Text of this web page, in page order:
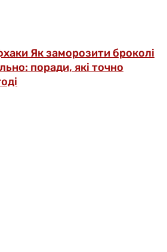
Як заморозити броколі
поради, які точно